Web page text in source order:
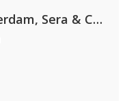
Kris Kross Amsterdam, Sera & Conor Maynard